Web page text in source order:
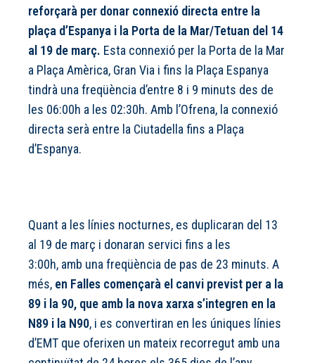
reforçarà per donar connexió directa entre la
plaça d’Espanya i la Porta de la Mar/Tetuan del 14
al 19 de març. Esta connexió per la Porta de la Mar
a Plaça Amèrica, Gran Via i fins la Plaça Espanya
tindrà una freqüència d’entre 8 i 9 minuts des de
les 06:00h a les 02:30h. Amb l’Ofrena, la connexió
directa serà entre la Ciutadella fins a Plaça
d’Espanya.
Quant a les línies nocturnes, es duplicaran del 13
al 19 de març i donaran servici fins a les
3:00h, amb una freqüència de pas de 23 minuts. A
més, en Falles començarà el canvi previst per a la
89 i la 90, que amb la nova xarxa s’integren en la
N89 i la N90, i es convertiran en les úniques línies
d’EMT que oferixen un mateix recorregut amb una